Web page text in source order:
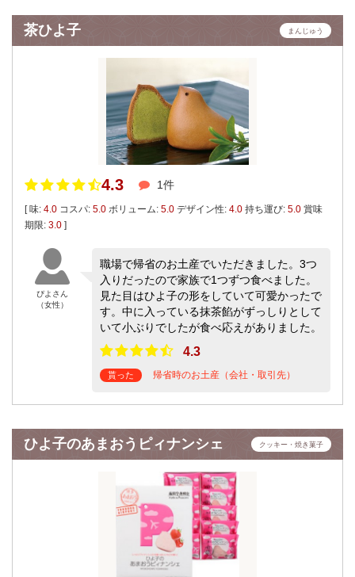
茶ひよ子 まんじゅう
4.3 1件
[ 味: 4.0 コスパ: 5.0 ボリューム: 5.0 デザイン性: 4.0 持ち運び: 5.0 賞味
期限: 3.0 ]
ぴよさん
（女性）
職場で帰省のお土産でいただきました。3つ
入りだったので家族で1つずつ食べました。
見た目はひよ子の形をしていて可愛かったで
す。中に入っている抹茶餡がずっしりとして
いて小ぶりでしたが食べ応えがありました。
4.3
貰った 帰省時のお土産（会社・取引先）
ひよ子のあまおうピィナンシェ クッキー・焼き菓子